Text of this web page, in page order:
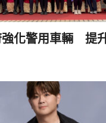
強化警用車輛 提